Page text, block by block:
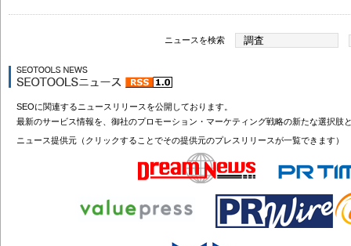
ニュースを検索
SEOに関連するニュースリリースを公開しております。
最新のサービス情報を、御社のプロモーション・マーケティング戦略の新たな選択肢
ニュース提供元（クリックすることでその提供元のプレスリリースが一覧できます）